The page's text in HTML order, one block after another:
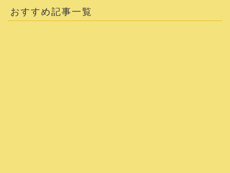
おすすめ記事一覧